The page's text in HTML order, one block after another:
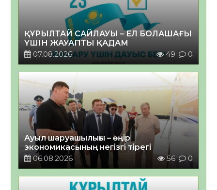
ҚҰРЫЛТАЙ САЙЛАУЫ – ЕЛ БОЛАШАҒЫ
ҮШІН ЖАУАПТЫ ҚАДАМ
07.08.2026
49 0
Ауыл шаруашылығы – өңір
экономикасының негізгі тірегі
06.08.2026
56 0